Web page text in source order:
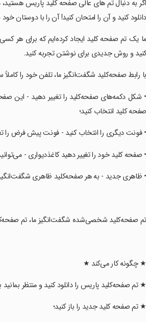
‏اگر به دنبال تم های عالی صفحه کلید پاریس
دانلود کنید و آن را امتحان کنید! آن را با دوستان
‏ما یک تم صفحه کلید ایجاد کرده‌ایم که برای هر
کنید و روش جدیدی برای نوشتن تجربه کنید.
‏با رابط صفحه‌کلید شگفت‌انگیز ما، تلفن خود را
‏• شکل دکمه‌های صفحه‌کلید را تغییر دهید - این
صفحه کلید انتخاب کنید؛
‏• فونت دیگری را انتخاب کنید - فونت پیش فرض را
‏• صفحه کلید خود را تغییر دهید کاغذدیواری -
‏• ظاهری جدید - به هر صفحه‌کلید ظاهری
‏تم صفحه‌کلید شخصی‌شده شگفت‌انگیز ما، تم
‏★ چگونه کار می‌کند ★
‏★ تم صفحه‌کلید پاریس را دانلود کنید و منتظر
‏★ تم صفحه کلید جدید را باز کنید؛